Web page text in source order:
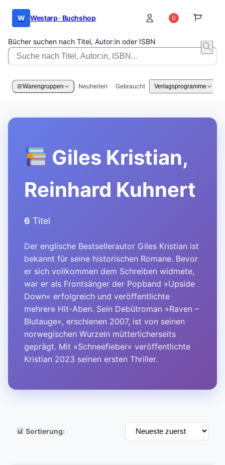
W Westarp · Buchshop
Bücher suchen nach Titel, Autor:in oder ISBN
0 0
Warengruppen Neuheiten Gebraucht Verlagsprogramme
Giles Kristian,
Reinhard Kuhnert
6 Titel
Der englische Bestsellerautor Giles Kristian ist
bekannt für seine historischen Romane. Bevor
er sich vollkommen dem Schreiben widmete,
war er als Frontsänger der Popband »Upside
Down« erfolgreich und veröffentlichte
mehrere Hit-Aben. Sein Debütroman »Raven –
Blutauge«, erschienen 2007, ist von seinen
norwegischen Wurzeln mütterlicherseits
geprägt. Mit »Schneefieber« veröffentlichte
Kristian 2023 seinen ersten Thriller.
Sortierung: